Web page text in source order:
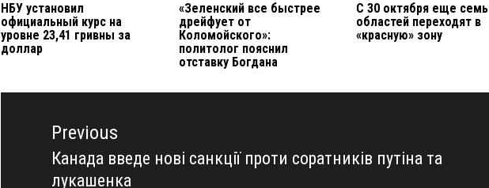
НБУ установил
официальный курс на
уровне 23,41 гривны за
доллар
«Зеленский все быстрее
дрейфует от
Коломойского»:
политолог пояснил
отставку Богдана
С 30 октября еще семь
областей переходят в
«красную» зону
Навигация
записямPrevious
Previous
Канада введе нові санкції проти соратників путіна та
лукашенка